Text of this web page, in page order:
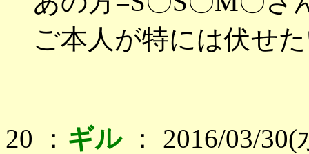
ご本人が特には伏せ
20 ： ギル： 2016/03/30(